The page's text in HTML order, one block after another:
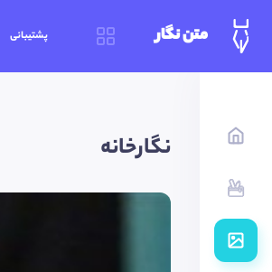
متن نگار پشتیبانی
نگارخانه